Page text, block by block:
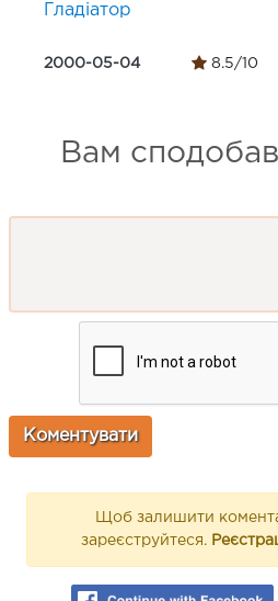
Гладіатор
2000-05-04 8.5/10
Вам
Щоб залишити
зареєструйтеся.